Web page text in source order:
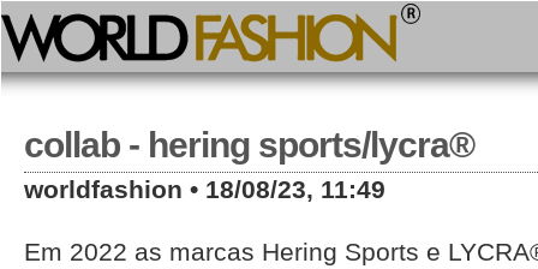
collab - hering sports/lycra®
worldfashion • 18/08/23, 11:49
Em 2022 as marcas Hering Sports e